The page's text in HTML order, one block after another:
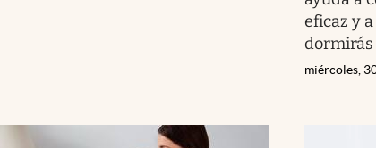
eficaz y
dormirás
miércoles,